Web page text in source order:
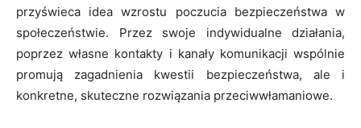
przyświeca idea wzrostu poczucia bezpieczeństwa w
społeczeństwie. Przez swoje indywidualne działania,
poprzez własne kontakty i kanały komunikacji wspólnie
promują zagadnienia kwestii bezpieczeństwa, ale i
konkretne, skuteczne rozwiązania przeciwwłamaniowe.